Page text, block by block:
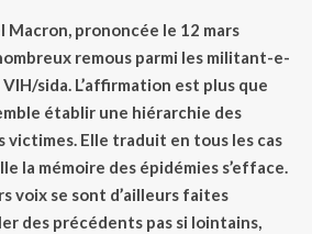
Macron, prononcée le 12 mars
remous parmi les militant-e-
sida. L’affirmation est plus que
établir une hiérarchie des
victimes. Elle traduit en tous les cas
la mémoire des épidémies s’efface.
voix se sont d’ailleurs faites
des précédents pas si lointains,